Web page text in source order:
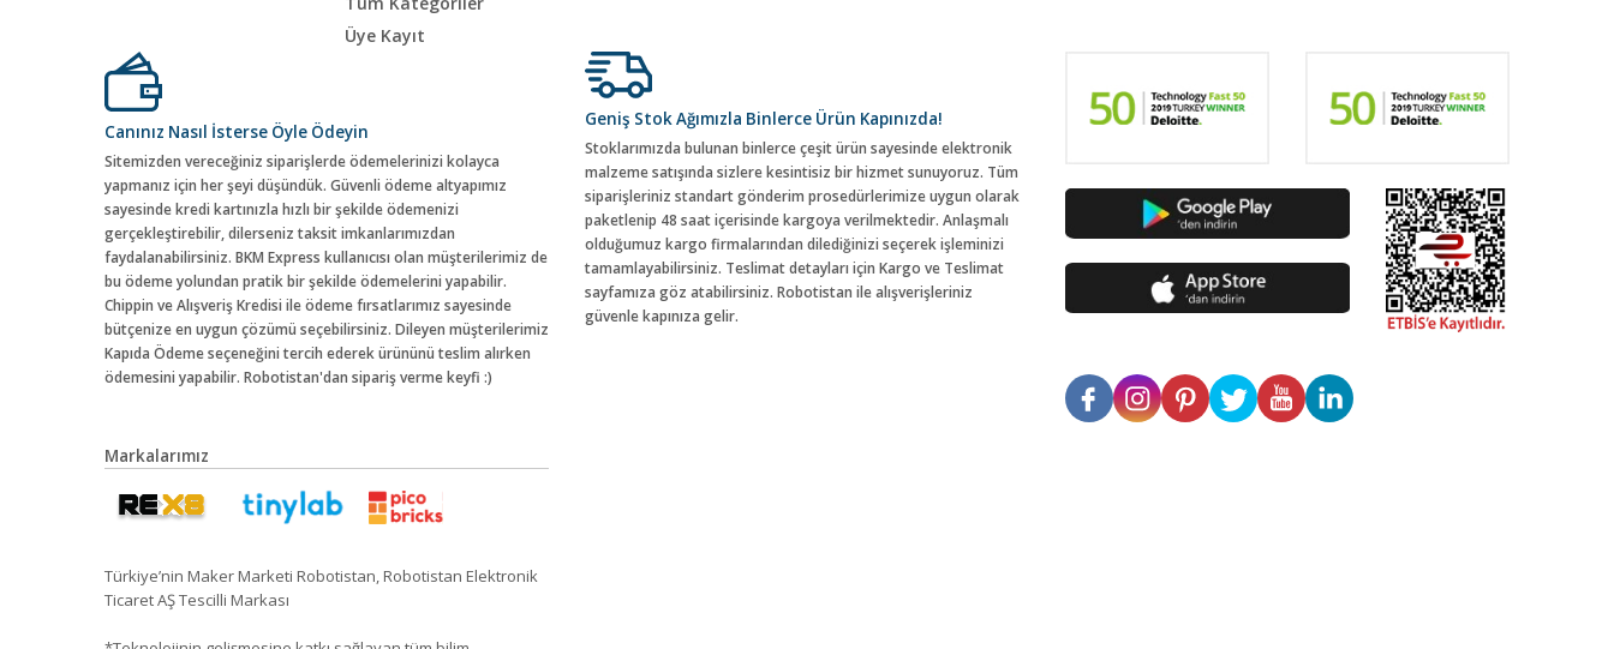
Üye Kayıt
Canınız Nasıl İsterse Öyle Ödeyin
Sitemizden vereceğiniz siparişlerde ödemelerinizi kolayca
yapmanız için her şeyi düşündük. Güvenli ödeme altyapımız
sayesinde kredi kartınızla hızlı bir şekilde ödemenizi
gerçekleştirebilir, dilerseniz taksit imkanlarımızdan
faydalanabilirsiniz. BKM Express kullanıcısı olan müşterilerimiz de
bu ödeme yolundan pratik bir şekilde ödemelerini yapabilir.
Chippin ve Alışveriş Kredisi ile ödeme fırsatlarımız sayesinde
bütçenize en uygun çözümü seçebilirsiniz. Dileyen müşterilerimiz
Kapıda Ödeme seçeneğini tercih ederek ürününü teslim alırken
ödemesini yapabilir. Robotistan'dan sipariş verme keyfi :)
Geniş Stok Ağımızla Binlerce Ürün Kapınızda!
Stoklarımızda bulunan binlerce çeşit ürün sayesinde elektronik
malzeme satışında sizlere kesintisiz bir hizmet sunuyoruz. Tüm
siparişleriniz standart gönderim prosedürlerimize uygun olarak
paketlenip 48 saat içerisinde kargoya verilmektedir. Anlaşmalı
olduğumuz kargo firmalarından dilediğinizi seçerek işleminizi
tamamlayabilirsiniz. Teslimat detayları için Kargo ve Teslimat
sayfamıza göz atabilirsiniz. Robotistan ile alışverişleriniz
güvenle kapınıza gelir.
Markalarımız
Türkiye’nin Maker Marketi Robotistan, Robotistan Elektronik
Ticaret AŞ Tescilli Markası